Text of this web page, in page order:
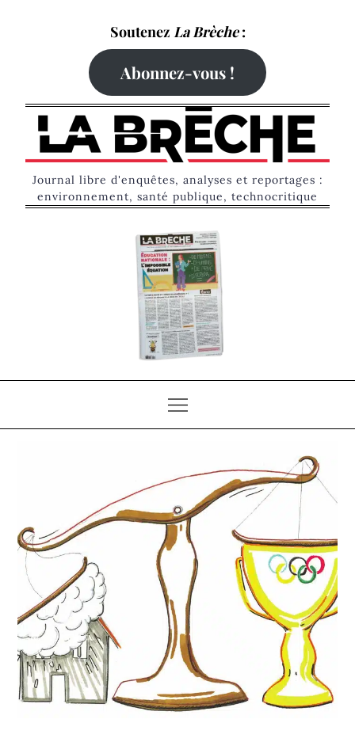
Soutenez La Brèche:
Abonnez-vous !
Journal libre d'enquêtes, analyses et reportages :
environnement, santé publique, technocritique